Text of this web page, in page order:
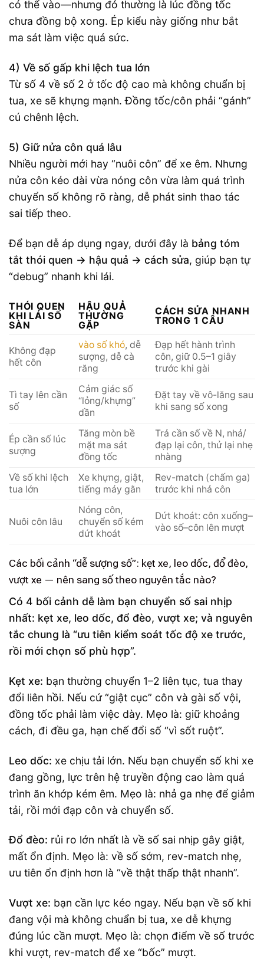
có thể vào—nhưng đó thường là lúc đồng tốc
chưa đồng bộ xong. Ép kiểu này giống như bắt
ma sát làm việc quá sức.
4) Về số gấp khi lệch tua lớn
Từ số 4 về số 2 ở tốc độ cao mà không chuẩn bị
tua, xe sẽ khựng mạnh. Đồng tốc/côn phải “gánh”
cú chênh lệch.
5) Giữ nửa côn quá lâu
Nhiều người mới hay “nuôi côn” để xe êm. Nhưng
nửa côn kéo dài vừa nóng côn vừa làm quá trình
chuyển số không rõ ràng, dễ phát sinh thao tác
sai tiếp theo.
Để bạn dễ áp dụng ngay, dưới đây là bảng tóm
tắt thói quen → hậu quả → cách sửa, giúp bạn tự
“debug” nhanh khi lái.
THÓI QUEN
KHI LÁI SỐ
SÀN
HẬU QUẢ
THƯỜNG
GẶP
CÁCH SỬA NHANH
TRONG 1 CÂU
Không đạp
hết côn
vào số khó, dễ
sượng, dễ cà
răng
Đạp hết hành trình
côn, giữ 0.5–1 giây
trước khi gài
Tì tay lên cần
số
Cảm giác số
“lỏng/khựng”
dần
Đặt tay về vô-lăng sau
khi sang số xong
Ép cần số lúc
sượng
Tăng mòn bề
mặt ma sát
đồng tốc
Trả cần số về N, nhả/
đạp lại côn, thử lại nhẹ
nhàng
Về số khi lệch
tua lớn
Xe khựng, giật,
tiếng máy gằn
Rev-match (chấm ga)
trước khi nhả côn
Nuôi côn lâu
Nóng côn,
chuyển số kém
dứt khoát
Dứt khoát: côn xuống–
vào số–côn lên mượt
Các bối cảnh “dễ sượng số”: kẹt xe, leo dốc, đổ đèo,
vượt xe — nên sang số theo nguyên tắc nào?
Có 4 bối cảnh dễ làm bạn chuyển số sai nhịp
nhất: kẹt xe, leo dốc, đổ đèo, vượt xe; và nguyên
tắc chung là “ưu tiên kiểm soát tốc độ xe trước,
rồi mới chọn số phù hợp”.
Kẹt xe: bạn thường chuyển 1–2 liên tục, tua thay
đổi liên hồi. Nếu cứ “giật cục” côn và gài số vội,
đồng tốc phải làm việc dày. Mẹo là: giữ khoảng
cách, đi đều ga, hạn chế đổi số “vì sốt ruột”.
Leo dốc: xe chịu tải lớn. Nếu bạn chuyển số khi xe
đang gồng, lực trên hệ truyền động cao làm quá
trình ăn khớp kém êm. Mẹo là: nhả ga nhẹ để giảm
tải, rồi mới đạp côn và chuyển số.
Đổ đèo: rủi ro lớn nhất là về số sai nhịp gây giật,
mất ổn định. Mẹo là: về số sớm, rev-match nhẹ,
ưu tiên ổn định hơn là “về thật thấp thật nhanh”.
Vượt xe: bạn cần lực kéo ngay. Nếu bạn về số khi
đang vội mà không chuẩn bị tua, xe dễ khựng
đúng lúc cần mượt. Mẹo là: chọn điểm về số trước
khi vượt, rev-match để xe “bốc” mượt.